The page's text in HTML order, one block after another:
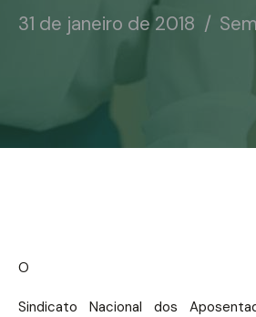
31 de janeiro de 2018
O
Sindicato Nacional dos